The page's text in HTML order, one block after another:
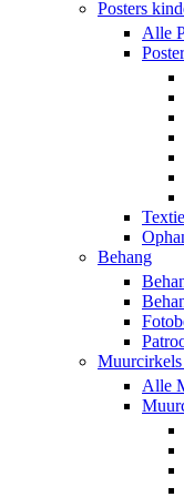
Posters
Alle
Behang
Alle